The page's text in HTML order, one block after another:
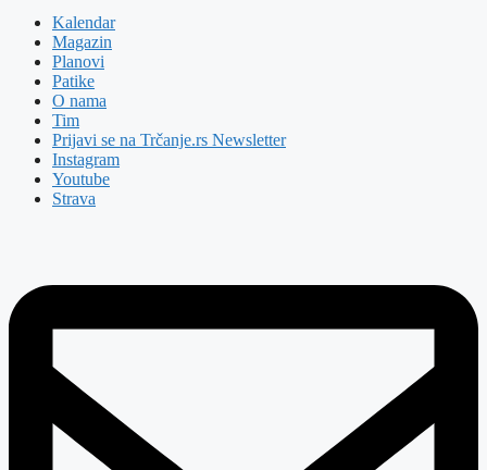
Kalendar
Magazin
Planovi
Patike
O nama
Tim
Prijavi se na Trčanje.rs Newsletter
Instagram
Youtube
Strava